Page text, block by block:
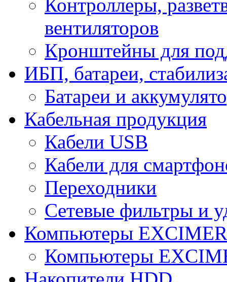
Контроллеры,
вентиляторов
Кронштейны для
ИБП, батареи,
Батареи и
Кабельная продукция
Кабели USB
Кабели для
Переходники
Сетевые фильтры и
Компьютеры
Компьютеры